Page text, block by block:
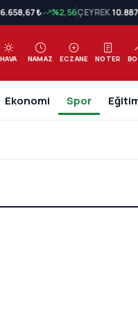
6.658,67 ₺ %2,56ÇEYREK
HAVA NAMAZ ECZANE NOTER
Ekonomi Spor